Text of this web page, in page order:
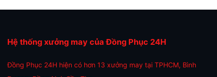
Hệ thống xưởng may của Đồng Phục 24H
Đồng Phục 24H hiện có hơn 13 xưởng may tại TPHCM, Bình